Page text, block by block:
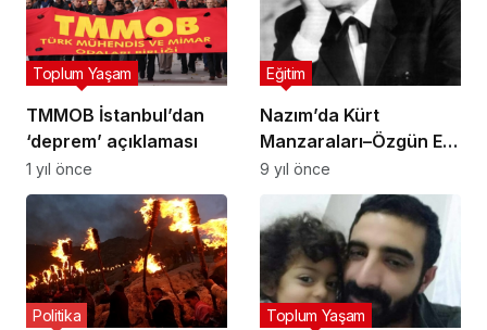
TMMOB İstanbul’dan
‘deprem’ açıklaması
Toplum Yaşam
1 yıl önce
Nazım’da Kürt
Manzaraları–Özgün E.
Bulut
Eğitim
9 yıl önce
Politika Toplum Yaşam